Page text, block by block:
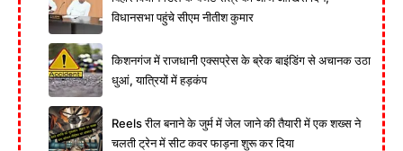
विधानसभा पहुंचे सीएम नीतीश कुमार
किशनगंज में राजधानी एक्सप्रेस के ब्रेक बाइंडिंग से अचानक उठा
धुआं, यात्रियों में हड़कंप
Reels रील बनाने के जुर्म में जेल जाने की तैयारी में एक शख्स ने
चलती ट्रेन में सीट कवर फाड़ना शुरू कर दिया